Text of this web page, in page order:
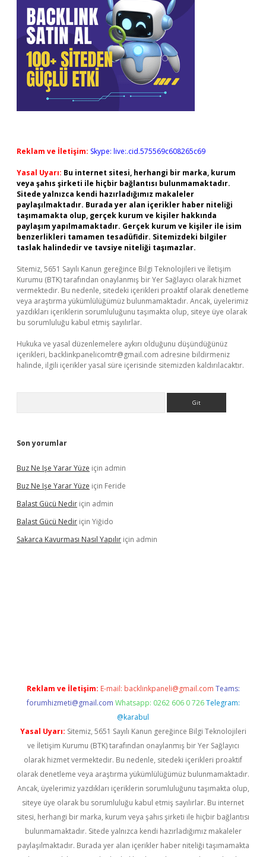
Reklam ve İletişim: Skype: live:.cid.575569c608265c69
Yasal Uyarı: Bu internet sitesi, herhangi bir marka, kurum
veya şahıs şirketi ile hiçbir bağlantısı bulunmamaktadır.
Sitede yalnızca kendi hazırladığımız makaleler
paylaşılmaktadır. Burada yer alan içerikler haber niteliği
taşımamakta olup, gerçek kurum ve kişiler hakkında
paylaşım yapılmamaktadır. Gerçek kurum ve kişiler ile isim
benzerlikleri tamamen tesadüfidir. Sitemizdeki bilgiler
taslak halindedir ve tavsiye niteliği taşımazlar.
Sitemiz, 5651 Sayılı Kanun gereğince Bilgi Teknolojileri ve İletişim
Kurumu (BTK) tarafından onaylanmış bir Yer Sağlayıcı olarak hizmet
vermektedir. Bu nedenle, sitedeki içerikleri proaktif olarak denetleme
veya araştırma yükümlülüğümüz bulunmamaktadır. Ancak, üyelerimiz
yazdıkları içeriklerin sorumluluğunu taşımakta olup, siteye üye olarak
bu sorumluluğu kabul etmiş sayılırlar.
Hukuka ve yasal düzenlemelere aykırı olduğunu düşündüğünüz
içerikleri, backlinkpanelicomtr@gmail.com adresine bildirmeniz
halinde, ilgili içerikler yasal süre içerisinde sitemizden kaldırılacaktır.
Son yorumlar
Buz Ne Işe Yarar Yüze için admin
Buz Ne Işe Yarar Yüze için Feride
Balast Gücü Nedir için admin
Balast Gücü Nedir için Yiğido
Sakarca Kavurması Nasıl Yapılır için admin
Reklam ve İletişim: E-mail: backlinkpaneli@gmail.com Teams:
forumhizmeti@gmail.com Whatsapp: 0262 606 0 726 Telegram:
@karabul
Yasal Uyarı: Sitemiz, 5651 Sayılı Kanun gereğince Bilgi Teknolojileri
ve İletişim Kurumu (BTK) tarafından onaylanmış bir Yer Sağlayıcı
olarak hizmet vermektedir. Bu nedenle, sitedeki içerikleri proaktif
olarak denetleme veya araştırma yükümlülüğümüz bulunmamaktadır.
Ancak, üyelerimiz yazdıkları içeriklerin sorumluluğunu taşımakta olup,
siteye üye olarak bu sorumluluğu kabul etmiş sayılırlar. Bu internet
sitesi, herhangi bir marka, kurum veya şahıs şirketi ile hiçbir bağlantısı
bulunmamaktadır. Sitede yalnızca kendi hazırladığımız makaleler
paylaşılmaktadır. Burada yer alan içerikler haber niteliği taşımamakta